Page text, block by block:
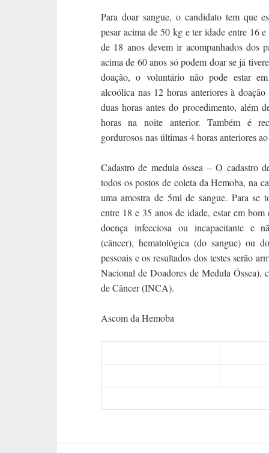
Para doar sangue, o candidato tem que
pesar acima de 50 kg e ter idade entre 16
de 18 anos devem ir acompanhados dos
acima de 60 anos só podem doar se já
doação, o voluntário não pode estar
alcoólica nas 12 horas anteriores à
duas horas antes do procedimento, além
horas na noite anterior. Também é
gordurosos nas últimas 4 horas anteriores
Cadastro de medula óssea – O cadastro
todos os postos de coleta da Hemoba, na
uma amostra de 5ml de sangue. Para se
entre 18 e 35 anos de idade, estar em
doença infecciosa ou incapacitante e
(câncer), hematológica (do sangue) ou
pessoais e os resultados dos testes serão
Nacional de Doadores de Medula Óssea),
de Câncer (INCA).
Ascom da Hemoba